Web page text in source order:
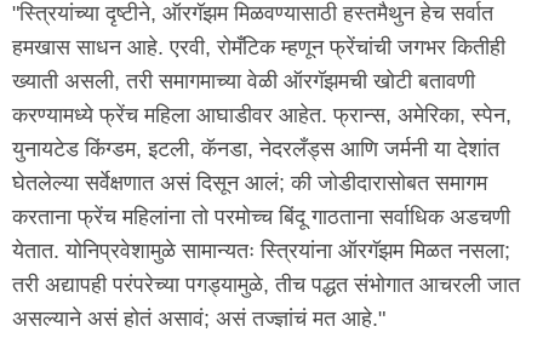
"स्त्रियांच्या दृष्टीने, ऑरगॅझम मिळवण्यासाठी हस्तमैथुन हेच सर्वात
हमखास साधन आहे. एरवी, रोमँटिक म्हणून फ्रेंचांची जगभर कितीही
ख्याती असली, तरी समागमाच्या वेळी ऑरगॅझमची खोटी बतावणी
करण्यामध्ये फ्रेंच महिला आघाडीवर आहेत. फ्रान्स, अमेरिका, स्पेन,
युनायटेड किंग्डम, इटली, कॅनडा, नेदरलँड्स आणि जर्मनी या देशांत
घेतलेल्या सर्वेक्षणात असं दिसून आलं; की जोडीदारासोबत समागम
करताना फ्रेंच महिलांना तो परमोच्च बिंदू गाठताना सर्वाधिक अडचणी
येतात. योनिप्रवेशामुळे सामान्यतः स्त्रियांना ऑरगॅझम मिळत नसला;
तरी अद्यापही परंपरेच्या पगड्यामुळे, तीच पद्धत संभोगात आचरली जात
असल्याने असं होतं असावं; असं तज्ज्ञांचं मत आहे."